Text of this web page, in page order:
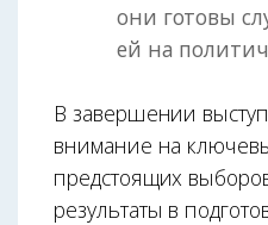
они готовы
ей на
В завершении
внимание на
предстоящих
результаты в